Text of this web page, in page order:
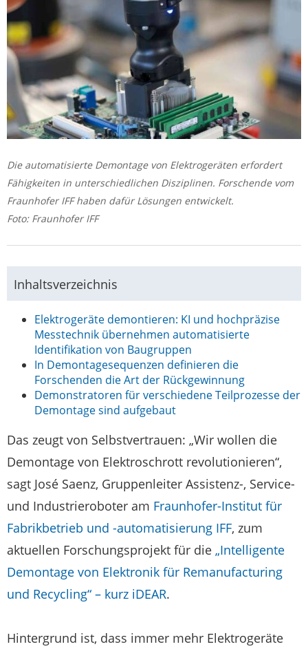
Die automatisierte Demontage von Elektrogeräten erfordert
Fähigkeiten in unterschiedlichen Disziplinen. Forschende vom
Fraunhofer IFF haben dafür Lösungen entwickelt.
Foto: Fraunhofer IFF
Inhaltsverzeichnis
Elektrogeräte demontieren: KI und hochpräzise
Messtechnik übernehmen automatisierte
Identifikation von Baugruppen
In Demontagesequenzen definieren die
Forschenden die Art der Rückgewinnung
Demonstratoren für verschiedene Teilprozesse der
Demontage sind aufgebaut
Das zeugt von Selbstvertrauen: „Wir wollen die
Demontage von Elektroschrott revolutionieren“,
sagt José Saenz, Gruppenleiter Assistenz-, Service-
und Industrieroboter am Fraunhofer-Institut für
Fabrikbetrieb und -automatisierung IFF, zum
aktuellen Forschungsprojekt für die „Intelligente
Demontage von Elektronik für Remanufacturing
und Recycling“ – kurz iDEAR.
Hintergrund ist, dass immer mehr Elektrogeräte